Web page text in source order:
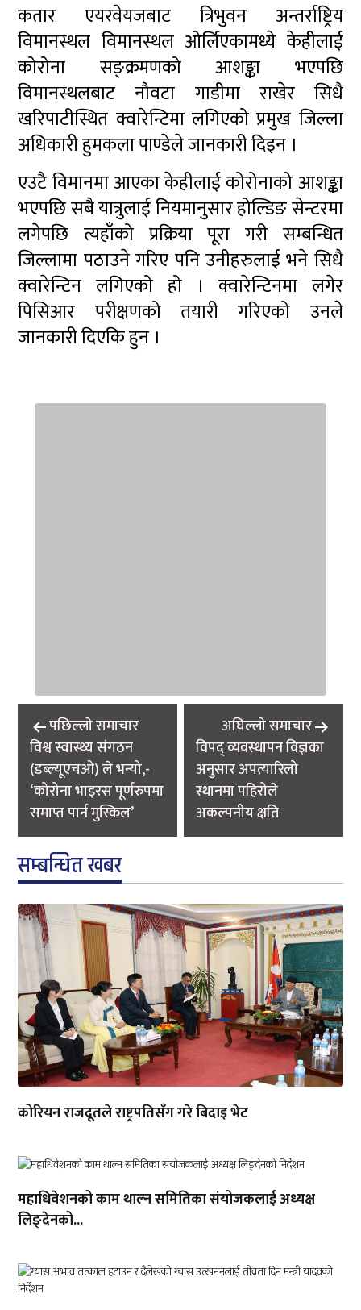
कतार एयरवेयजबाट त्रिभुवन अन्तर्राष्ट्रिय
विमानस्थल विमानस्थल ओर्लिएकामध्ये केहीलाई
कोरोना सङ्क्रमणको आशङ्का भएपछि
विमानस्थलबाट नौवटा गाडीमा राखेर सिधै
खरिपाटीस्थित क्वारेन्टिमा लगिएको प्रमुख जिल्ला
अधिकारी हुमकला पाण्डेले जानकारी दिइन ।
एउटै विमानमा आएका केहीलाई कोरोनाको आशङ्का
भएपछि सबै यात्रुलाई नियमानुसार होल्डिङ सेन्टरमा
लगेपछि त्यहाँको प्रक्रिया पूरा गरी सम्बन्धित
जिल्लामा पठाउने गरिए पनि उनीहरुलाई भने सिधै
क्वारेन्टिन लगिएको हो । क्वारेन्टिनमा लगेर
पिसिआर परीक्षणको तयारी गरिएको उनले
जानकारी दिएकि हुन ।
Post
navigation
पछिल्लाे समाचार
विश्व स्वास्थ्य संगठन
(डब्ल्यूएचओ) ले भन्यो,-
‘कोरोना भाइरस पूर्णरुपमा
समाप्त पार्न मुस्किल’
अघिल्लाे समाचार
विपद् व्यवस्थापन विज्ञका
अनुसार अपत्यारिलो
स्थानमा पहिरोले
अकल्पनीय क्षति
सम्बन्धित खबर
कोरियन राजदूतले राष्ट्रपतिसँग गरे बिदाइ भेट
महाधिवेशनको काम थाल्न समितिका संयोजकलाई अध्यक्ष
लिङ्देनको...